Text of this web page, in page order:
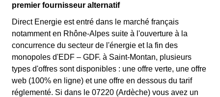
premier fournisseur alternatif
Direct Energie est entré dans le marché français
notamment en Rhône-Alpes suite à l'ouverture à la
concurrence du secteur de l'énergie et la fin des
monopoles d'EDF – GDF. à Saint-Montan, plusieurs
types d'offres sont disponibles : une offre verte, une offre
web (100% en ligne) et une offre en dessous du tarif
réglementé. Si dans le 07220 (Ardèche) vous avez un